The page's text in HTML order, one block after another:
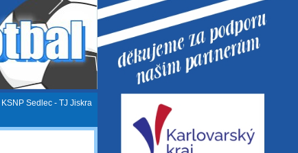
KSNP Sedlec - TJ Jiskra